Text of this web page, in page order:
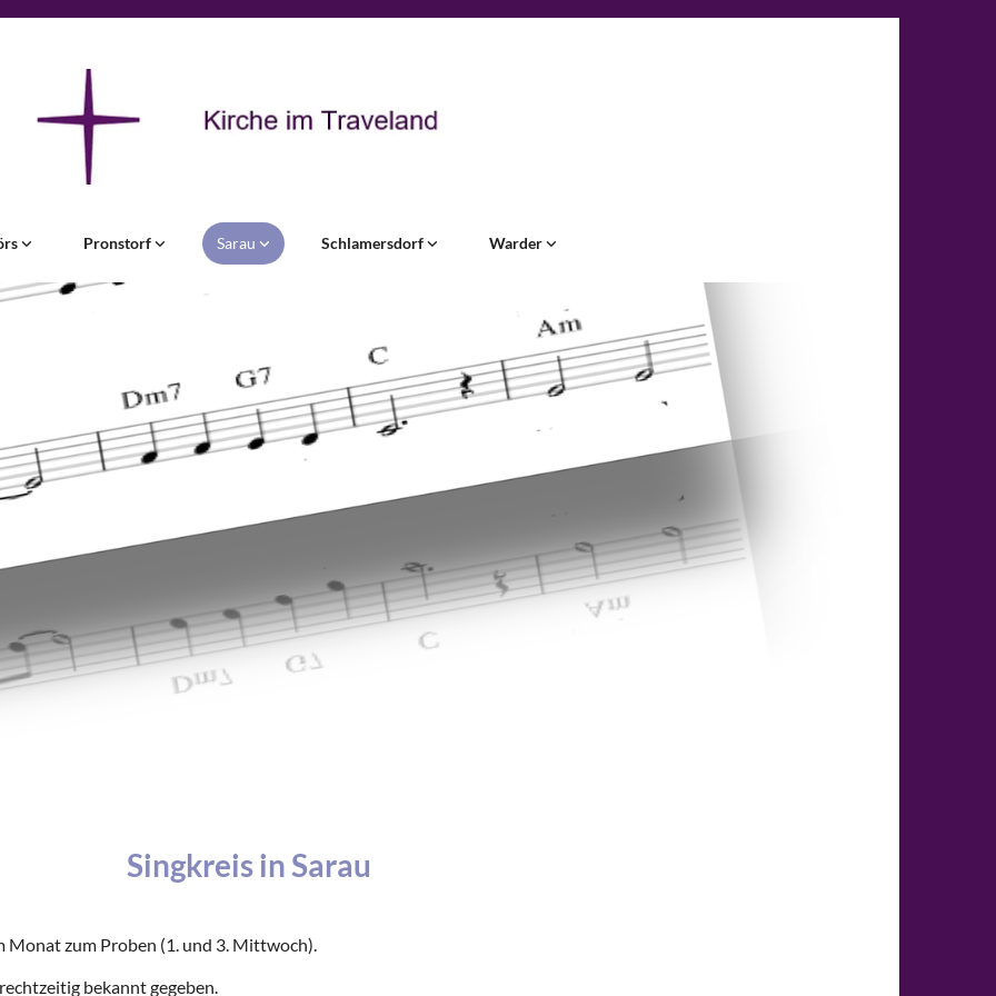
Pronstorf Sarau Schlamersdorf Warder
Singkreis in Sarau
Monat zum Proben (1. und 3. Mittwoch).
bekannt gegeben.